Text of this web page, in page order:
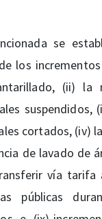
se
los
(ii) la
cortados, (iv)
de lavado de
vía
públicas